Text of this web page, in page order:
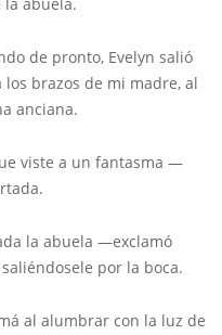
abuela.
de pronto, Evelyn salió
brazos de mi madre, al
anciana.
viste a un fantasma —
la abuela —exclamó
saliéndosele por la boca.
al alumbrar con la luz de